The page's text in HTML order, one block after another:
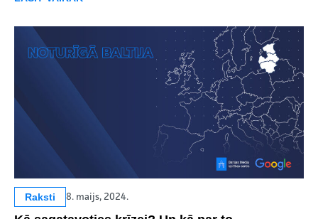
Raksti 8. maijs, 2024.